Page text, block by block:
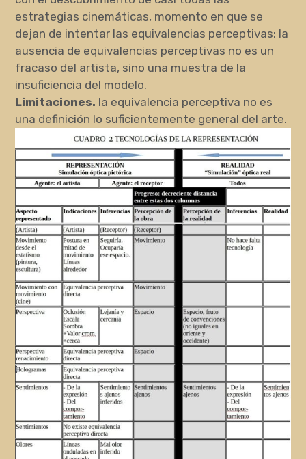
estrategias cinemáticas, momento en que se
dejan de intentar las equivalencias perceptivas: la
ausencia de equivalencias perceptivas no es un
fracaso del artista, sino una muestra de la
insuficiencia del modelo.
Limitaciones. la equivalencia perceptiva no es
una definición lo suficientemente general del arte.